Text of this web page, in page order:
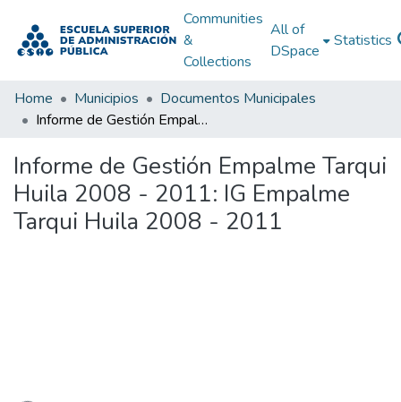
Communities
&
Collections
All of
DSpace
Statistics
Home Municipios
Documentos Municipales
Informe de Gestión Empalme Tarqui Huila 2008 - 2011: IG Empalme Tarqui Huila 2008 - 2011
Informe de Gestión Empalme Tarqui
Huila 2008 - 2011: IG Empalme
Tarqui Huila 2008 - 2011